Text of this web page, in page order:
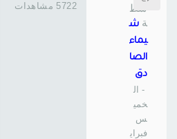
سط
ة ش
يماء
الصا
دق
- ال
خمي
س
فبراي
5722 مشاهدات